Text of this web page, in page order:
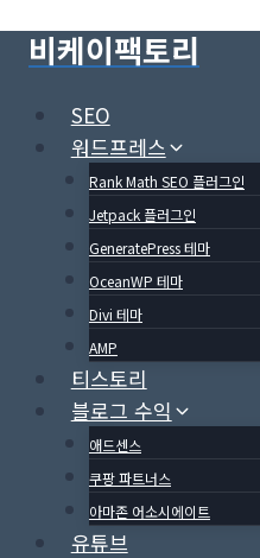
비케이팩토리
SEO
워드프레스
Rank Math SEO 플러그인
Jetpack 플러그인
GeneratePress 테마
OceanWP 테마
Divi 테마
AMP
티스토리
블로그 수익
애드센스
쿠팡 파트너스
아마존 어소시에이트
유튜브